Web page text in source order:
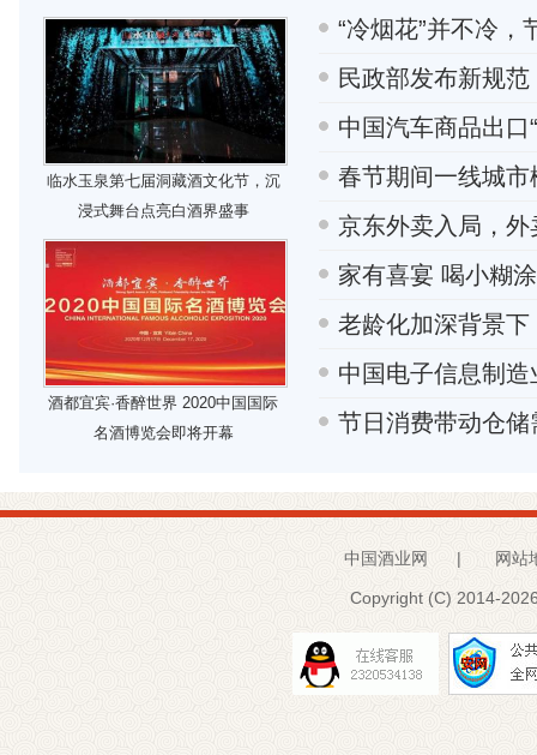
临水玉泉第七届洞藏酒文化节，沉
浸式舞台点亮白酒界盛事
酒都宜宾·香醉世界 2020中国国际
名酒博览会即将开幕
“冷烟花”并不冷
民政部发布新规
中国汽车商品出口
春节期间一线城
京东外卖入局，
家有喜宴 喝小糊
老龄化加深背景
中国电子信息制
节日消费带动仓
中国酒业网 | 网站
Copyright (C) 2014-